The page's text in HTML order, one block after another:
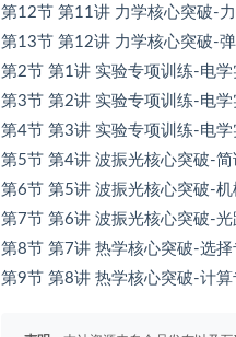
第12节 第11讲 力学核心突破-
第13节 第12讲 力学核心突破-
第2节 第1讲 实验专项训练-电学
第3节 第2讲 实验专项训练-电学
第4节 第3讲 实验专项训练-电学
第5节 第4讲 波振光核心突破-
第6节 第5讲 波振光核心突破-机
第7节 第6讲 波振光核心突破-
第8节 第7讲 热学核心突破-选择
第9节 第8讲 热学核心突破-计算